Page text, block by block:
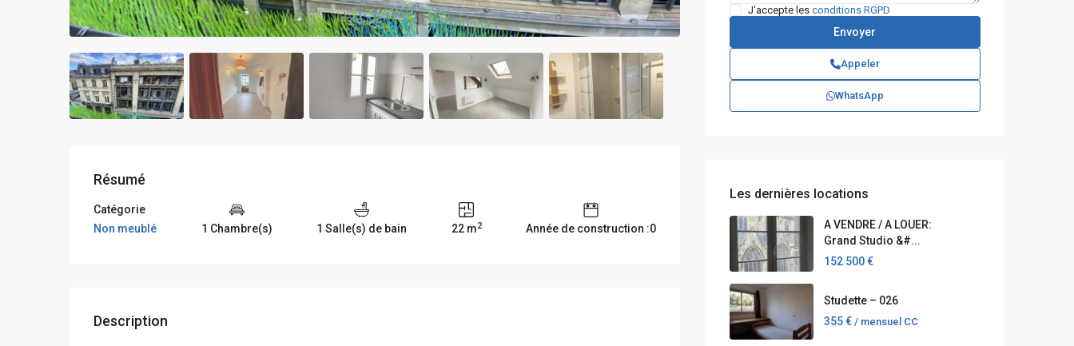
Résumé
Catégorie
Non meublé
1 Chambre(s) 1 Salle(s) de bain 22 m2 Année de construction :0
Description
J'accepte les conditions RGPD
Appeler
WhatsApp
Les dernières locations
A VENDRE / A LOUER:
Grand Studio &#...
152 500 €
Studette – 026
355 € / mensuel CC